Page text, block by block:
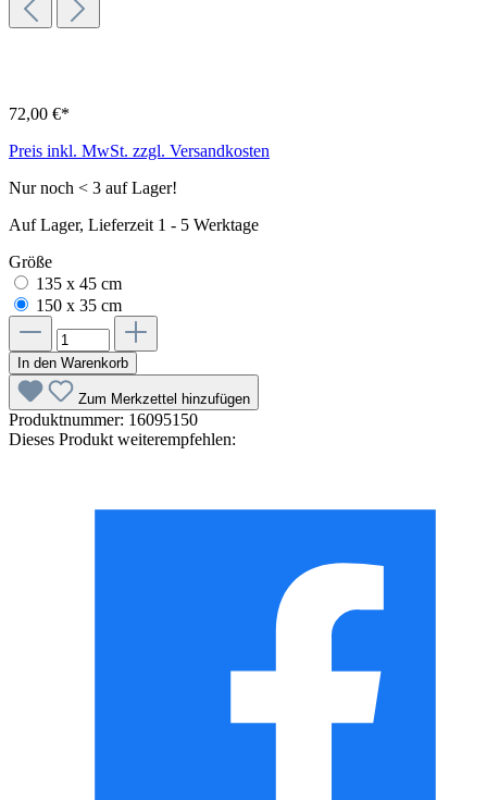
72,00 €*
Preis inkl. MwSt. zzgl. Versandkosten
Nur noch < 3 auf Lager!
Auf Lager, Lieferzeit 1 - 5 Werktage
Größe
135 x 45 cm
150 x 35 cm
In den Warenkorb
Zum Merkzettel hinzufügen
Produktnummer: 16095150
Dieses Produkt weiterempfehlen: